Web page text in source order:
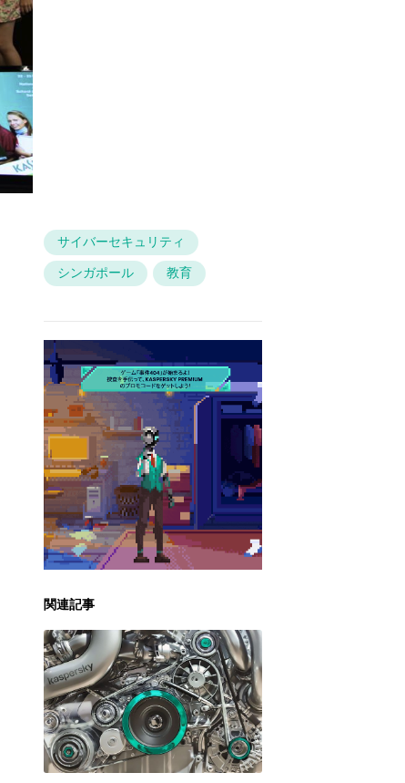
サイバーセキュリティ
シンガポール
教育
関連記事